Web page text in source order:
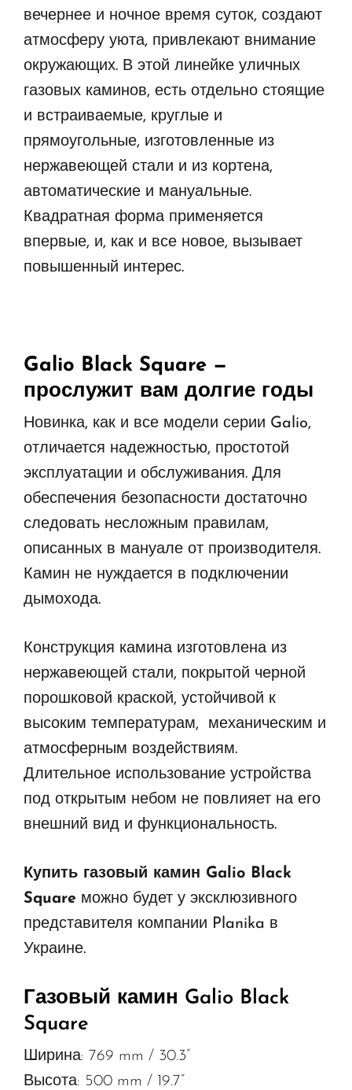
вечернее и ночное время суток, создают
атмосферу уюта, привлекают внимание
окружающих. В этой линейке уличных
газовых каминов, есть отдельно стоящие
и встраиваемые, круглые и
прямоугольные, изготовленные из
нержавеющей стали и из кортена,
автоматические и мануальные.
Квадратная форма применяется
впервые, и, как и все новое, вызывает
повышенный интерес.
Galio Black Square —
прослужит вам долгие годы
Новинка, как и все модели серии Galio,
отличается надежностью, простотой
эксплуатации и обслуживания. Для
обеспечения безопасности достаточно
следовать несложным правилам,
описанных в мануале от производителя.
Камин не нуждается в подключении
дымохода.
Конструкция камина изготовлена из
нержавеющей стали, покрытой черной
порошковой краской, устойчивой к
высоким температурам, механическим и
атмосферным воздействиям.
Длительное использование устройства
под открытым небом не повлияет на его
внешний вид и функциональность.
Купить газовый камин Galio Black
Square можно будет у эксклюзивного
представителя компании Planika в
Украине.
Газовый камин Galio Black
Square
Ширина: 769 mm / 30.3”
Высота: 500 mm / 19.7”